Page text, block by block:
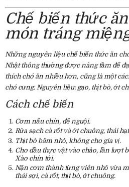
Chế biến thức
món tráng
Những nguyên liệu chế biến thức ăn
Nhật thông thường được nâng tầm để
thích chó ăn nhiều hơn, cũng là một
chó cưng. Nguyên liệu: gạo, thịt bò, ớt
Cách chế biến
Cơm nấu chín, để nguội.
Rửa sạch cà rốt và ớt chuông, thái
Thịt bò băm nhỏ, không cho gia vị.
Cho dầu thực vật vào chảo, lần lượt
Xào chín tới.
Nặn cơm thành từng viên nhỏ vừa
thái sợi, cà rốt, thịt bò, ớt chuông.